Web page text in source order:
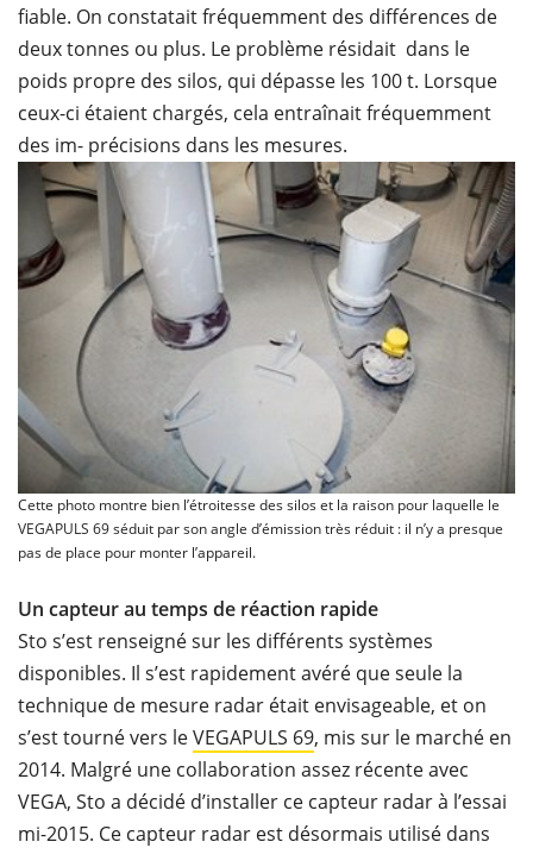
fiable. On constatait fréquemment des différences de
deux tonnes ou plus. Le problème résidait dans le
poids propre des silos, qui dépasse les 100 t. Lorsque
ceux-ci étaient chargés, cela entraînait fréquemment
des im- précisions dans les mesures.
Cette photo montre bien l’étroitesse des silos et la raison pour laquelle le
VEGAPULS 69 séduit par son angle d’émission très réduit : il n’y a presque
pas de place pour monter l’appareil.
Un capteur au temps de réaction rapide
Sto s’est renseigné sur les différents systèmes
disponibles. Il s’est rapidement avéré que seule la
technique de mesure radar était envisageable, et on
s’est tourné vers leVEGAPULS 69, mis sur le marché en
2014. Malgré une collaboration assez récente avec
VEGA, Sto a décidé d’installer ce capteur radar à l’essai
mi-2015. Ce capteur radar est désormais utilisé dans